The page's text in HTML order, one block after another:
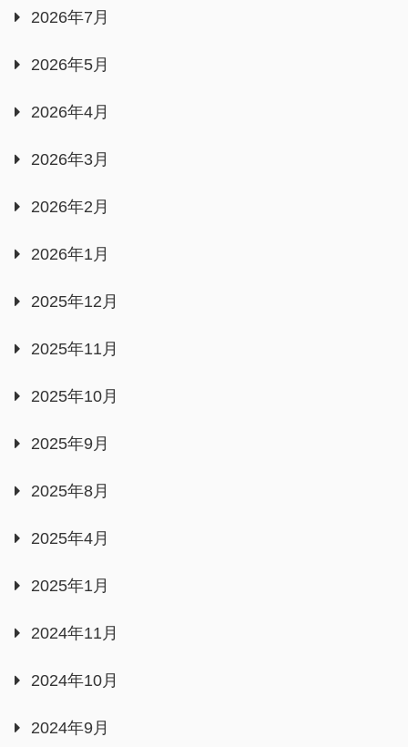
2026年7月
2026年5月
2026年4月
2026年3月
2026年2月
2026年1月
2025年12月
2025年11月
2025年10月
2025年9月
2025年8月
2025年4月
2025年1月
2024年11月
2024年10月
2024年9月